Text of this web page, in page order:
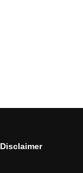
Disclaimer